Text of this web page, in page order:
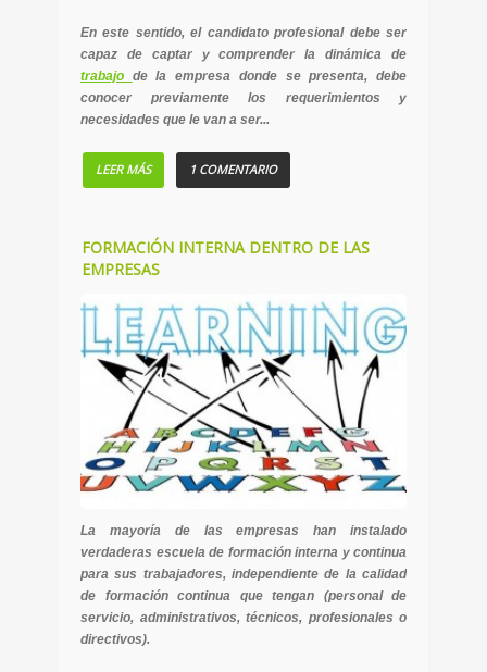
En este sentido, el candidato profesional debe ser
capaz de captar y comprender la dinámica de
trabajo de la empresa donde se presenta, debe
conocer previamente los requerimientos y
necesidades que le van a ser...
LEER MÁS 1 COMENTARIO
FORMACIÓN INTERNA DENTRO DE LAS
EMPRESAS
La mayoría de las empresas han instalado
verdaderas escuela de formación interna y continua
para sus trabajadores, independiente de la calidad
de formación continua que tengan (personal de
servicio, administrativos, técnicos, profesionales o
directivos).